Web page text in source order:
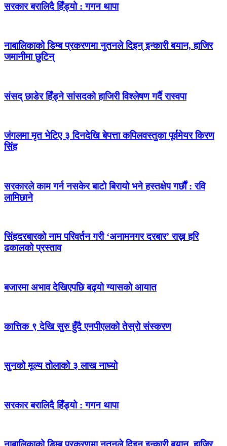
सरकार बरालिदै हिँड्यो : गगन थापा
नाबालिकाको डिम्ब प्रकरणमा नुतनले दिइन् इन्कारी बयान, हाजिर
जमानीमा छुटिन्
संसद् छाडेर हिँड्ने सांसदको हाजिरी विश्लेषण गर्दै रास्वपा
जंगलमा मृत भेटिए ३ दिनदेखि बेपत्ता कपिलवस्तुका पूर्वमेयर किरण
सिंह
सरकारले काम गर्न नसकेर बाटो बिरायो भने हस्तक्षेप गर्छौं : रवि
लामिछाने
सिंहदरबारको नाम परिवर्तन गरी ‘अनामनगर दरबार’ राख्न हरि
ढकालको प्रस्ताव
बजारमा अभाव देखिएपछि बढ्यो ग्यासको आयात
कात्तिक ९ देखि सुरु हुँदै एनपीएलको तेस्रो संस्करण
सुनको मूल्य तोलाको ३ लाख नाघ्यो
सरकार बरालिदै हिँड्यो : गगन थापा